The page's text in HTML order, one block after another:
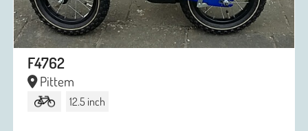
F4762
Pittem
12.5 inch